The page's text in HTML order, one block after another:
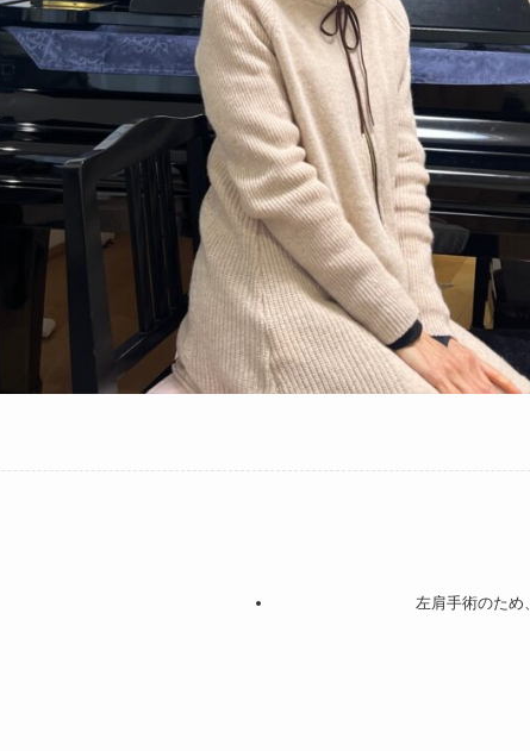
左肩手術のため